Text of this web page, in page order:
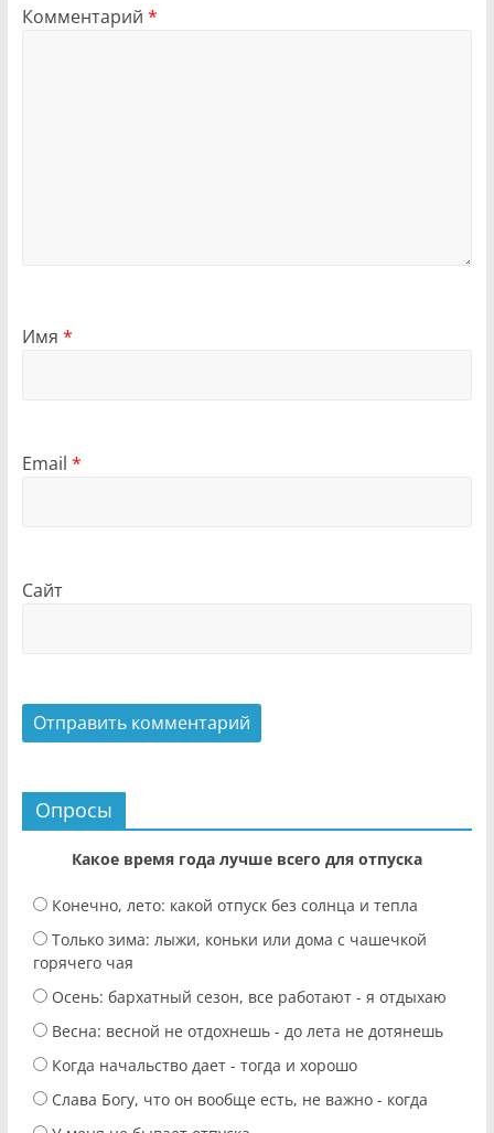
Комментарий *
Имя *
Email *
Сайт
Опросы
Какое время года лучше всего для отпуска
Конечно, лето: какой отпуск без солнца и тепла
Только зима: лыжи, коньки или дома с чашечкой
горячего чая
Осень: бархатный сезон, все работают - я отдыхаю
Весна: весной не отдохнешь - до лета не дотянешь
Когда начальство дает - тогда и хорошо
Слава Богу, что он вообще есть, не важно - когда